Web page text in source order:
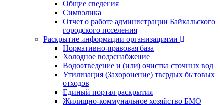
Общие сведения
Символика
Отчет о работе администрации Байкальского
городского поселения
Раскрытие информации организациями
Нормативно-правовая база
Холодное водоснабжение
Водоотведение и (или) очистка сточных вод
Утилизация (Захоронение) твердых бытовых
отходов
Единый портал раскрытия
Жилищно-коммунальное хозяйство БМО